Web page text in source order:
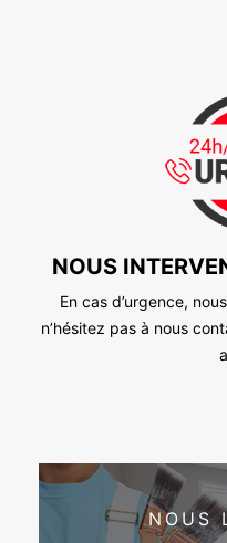
NOUS
En cas d’urgence,
n’hésitez pas à nous
NOUS